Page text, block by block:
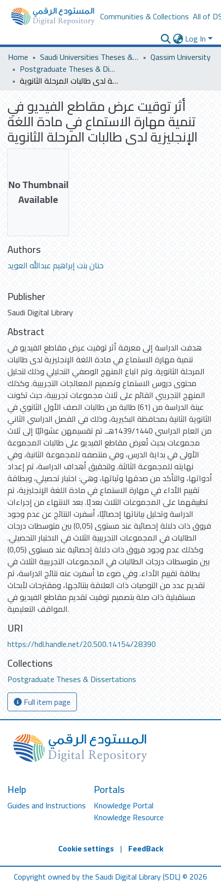
Communities & Collections All of
Log In
Home
Saudi Universities Theses & Dissertations
Qassim University
Postgraduate Theses & Dissertations
أثر توقيت عرض مقاطع الفيديو في تنمية مهارة الاستماع في مادة اللغة الإنجليزية لدى طالبات المرحلة الثانوية
أثر توقيت عرض مقاطع الفيديو في
تنمية مهارة الاستماع في مادة اللغة
الإنجليزية لدى طالبات المرحلة الثانوية
No Thumbnail
Available
Authors
حنان بنت إبراهيم عبدالله العويد
Publisher
Saudi Digital Library
Abstract
هدفت الدراسة إلى معرفة أثر توقيت عرض مقاطع الفيديو في
تنمية مهارة الاستماع في مادة اللغة الإنجليزية لدى طالبات
المرحلة الثانوية. وتم اتباع المنهج الوصفي التحليلي وذلك لتحليل
محتوى دروس الاستماع وتصميم المعالجات التجريبية. وكذلك
المنهج التجريبي القائم على ثلاث مجموعات تجريبية، حيث تكونت
عينة الدراسة من (61) طالبة من طالبات الصف الأول الثانوي في
الثانوية الثانية بمحافظة البكيرية، وذلك في الفصل الدراسي الثاني
من العام الدراسي 1439/1440هـ. تم تقسيمهن عشوائيًا إلى ثلاث
مجموعات بحيث تُعرض مقاطع الفيديو على طالبات المجموعة
الأولى في بداية الدرس، وفي منتصفه للمجموعة الثانية، وفي
نهايته للمجموعة الثالثة. ولتحقيق أهداف الدراسة، تم إعداد
أدواتها، والتأكد من صدقها وثباتها، وهي: اختبار تحصيلي، وبطاقة
تقييم الأداء في مهارة الاستماع في مادة اللغة الإنجليزية، تم
تطبيقهما على المجموعات الثلاث بعديًا. بعد الانتهاء من إجراءات
الدراسة وتحليل بياناتها إحصائيًا، أسفرت النتائج عن عدم وجود
فروق ذات دلالة إحصائية عند مستوى (0,05) بين متوسطات درجات
الطالبات في المجموعات التجريبية الثلاث في الاختبار التحصيلي.
وكذلك عدم وجود فروق ذات دلالة إحصائية عند مستوى (0,05)
بين متوسطات درجات الطالبات في المجموعات التجريبية الثلاث في
بطاقة تقييم الأداء. وفي ضوء ما أسفرت عنه نتائج الدراسة، تم
تقديم عدد من التوصيات ذات العلاقة بنتائجها، ومقترحات لأبحاث
مستقبلية ذات صلة بتصميم توقيت تقديم مقاطع الفيديو في
المواقف التعليمية.
URI
https://hdl.handle.net/20.500.14154/28390
Collections
Postgraduate Theses & Dissertations
Full item page
Help
Guides and Instructions
Portals
Knowledge Portal
Knowledge Resource
Cookie settings | FeedBack
Copyright owned by the Saudi Digital Library (SDL) © 2026